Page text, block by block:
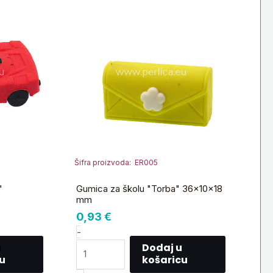
Šifra proizvoda: ER005
Gumica za školu "Torba" 36x10x18
mm
0,93 €
-
količina
Dodaj u
košaricu